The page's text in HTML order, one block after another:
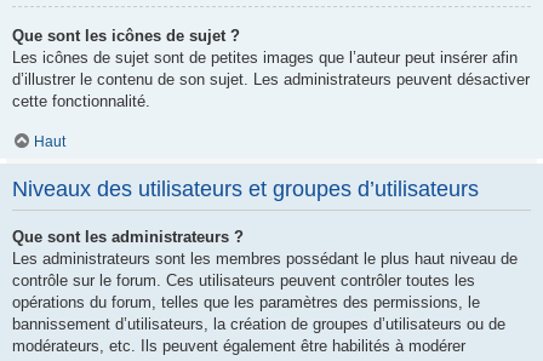
Que sont les icônes de sujet ?
Les icônes de sujet sont de petites images que l’auteur peut insérer afin
d’illustrer le contenu de son sujet. Les administrateurs peuvent désactiver
cette fonctionnalité.
Haut
Niveaux des utilisateurs et groupes d’utilisateurs
Que sont les administrateurs ?
Les administrateurs sont les membres possédant le plus haut niveau de
contrôle sur le forum. Ces utilisateurs peuvent contrôler toutes les
opérations du forum, telles que les paramètres des permissions, le
bannissement d’utilisateurs, la création de groupes d’utilisateurs ou de
modérateurs, etc. Ils peuvent également être habilités à modérer